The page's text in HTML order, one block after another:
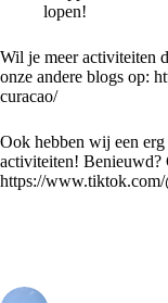
lopen!
Wil je meer activiteiten
onze andere blogs op:
curacao/
Ook hebben wij een
activiteiten! Benieuwd?
https://www.tiktok.com/